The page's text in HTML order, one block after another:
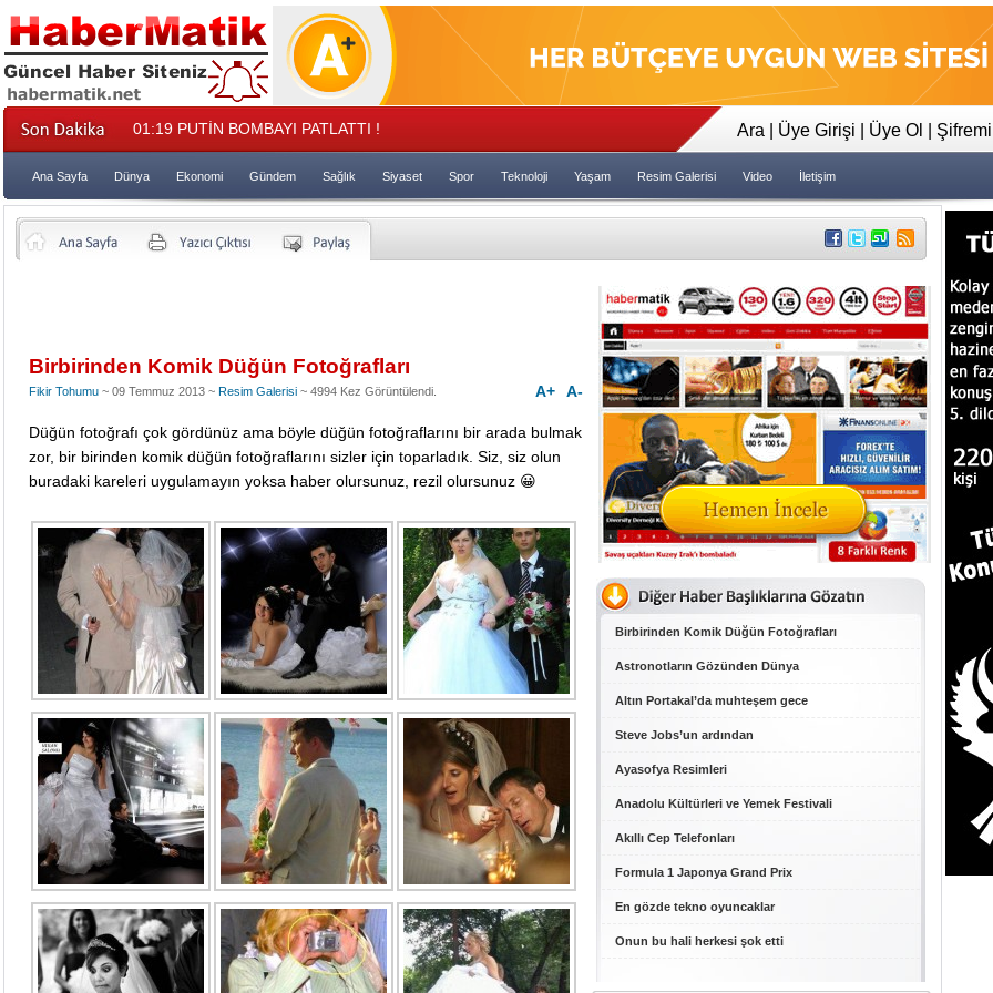
01:19 PUTİN BOMBAYI PATLATTI ! 23:35 Tapeler İncelensin Dedi Dava
Ara Üye Girişi Üye Ol
Ana Sayfa Dünya Ekonomi Gündem Sağlık Siyaset Spor Teknoloji Yaşam Resim Galerisi Video İletişim
Birbirinden Komik Düğün Fotoğrafları
Fikir Tohumu ~ 09 Temmuz 2013 ~ Resim Galerisi ~ 4994 Kez Görüntülendi. A-
A+
Düğün fotoğrafı çok gördünüz ama böyle düğün fotoğraflarını bir arada bulmak
zor, bir birinden komik düğün fotoğraflarını sizler için toparladık. Siz, siz olun
buradaki kareleri uygulamayın yoksa haber olursunuz, rezil olursunuz 😀
Birbirinden Komik Düğün Fotoğrafları
Astronotların Gözünden Dünya
Altın Portakal’da muhteşem gece
Steve Jobs’un ardından
Ayasofya Resimleri
Anadolu Kültürleri ve Yemek Festivali
Akıllı Cep Telefonları
Formula 1 Japonya Grand Prix
En gözde tekno oyuncaklar
Onun bu hali herkesi şok etti